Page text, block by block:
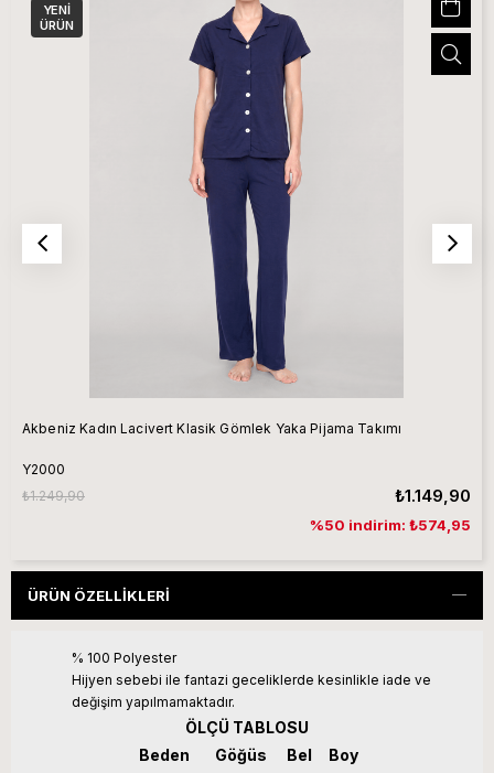
Akbeniz Kadın Lacivert Klasik Gömlek Yaka Pijama Takımı
Y2000
₺1.149,90
₺1.249,90
%50 indirim: ₺574,95
YENI
ÜRÜN
ÜRÜN ÖZELLIKLERI
% 100 Polyester
Hijyen sebebi ile fantazi geceliklerde kesinlikle iade ve
değişim yapılmamaktadır.
ÖLÇÜ TABLOSU
Beden
Göğüs Bel Boy